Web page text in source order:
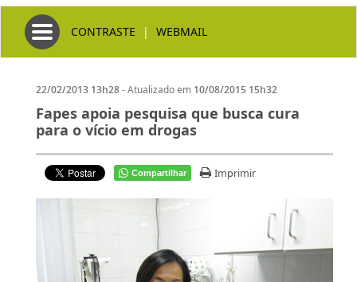
Toggle navigation
CONTRASTE | WEBMAIL
22/02/2013 13h28- Atualizado em 10/08/2015 15h32
Fapes apoia pesquisa que busca cura
para o vício em drogas
Compartilhar Imprimir